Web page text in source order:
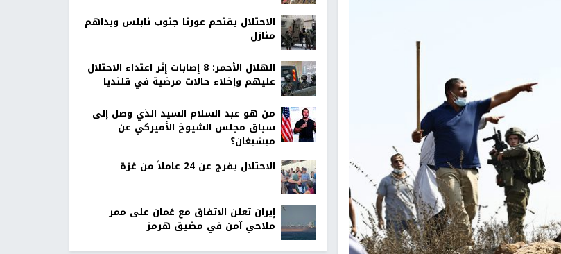
الاحتلال يقتحم عورتا جنوب نابلس ويداهم
منازل
الهلال الأحمر: 8 إصابات إثر اعتداء الاحتلال
عليهم وإخلاء حالات مرضية في قلنديا
من هو عبد السلام السيد الذي وصل إلى
سباق مجلس الشيوخ الأميركي عن
ميشيغان؟
الاحتلال يفرج عن 24 عاملاً من غزة
إيران تعلن الاتفاق مع عُمان على ممر
ملاحي آمن في مضيق هرمز